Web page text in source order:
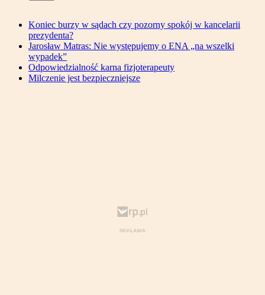
Koniec burzy w sądach czy pozorny spokój w kancelarii
prezydenta?
Jarosław Matras: Nie występujemy o ENA „na wszelki
wypadek”
Odpowiedzialność karna fizjoterapeuty
Milczenie jest bezpieczniejsze